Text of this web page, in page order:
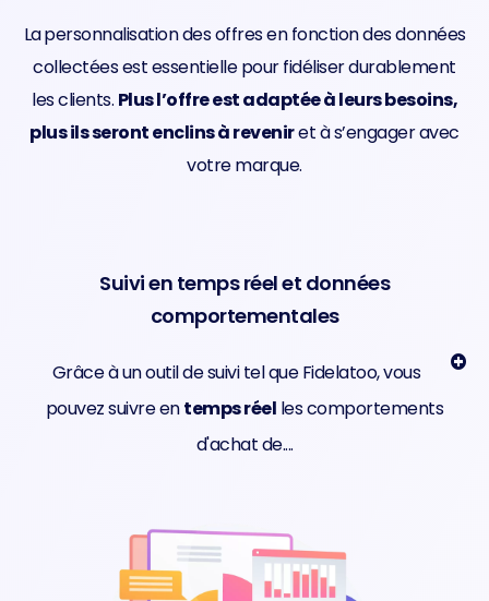
Lapersonnalisation des offres en fonction des données
collectées est essentielle pour fidéliser durablement
les clients. Plus l’offre est adaptée à leurs besoins,
plus ils seront enclins à reveniret à s’engager avec
votre marque.
Suivi en temps réel et données
comportementales
Grâce à un outil de suivi tel que Fidelatoo, vous
pouvez suivre entemps réel les comportements
d'achat de....